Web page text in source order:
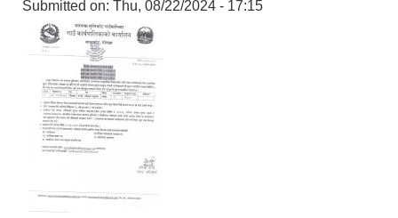
Submitted on: Thu, 08/22/2024 - 17:15